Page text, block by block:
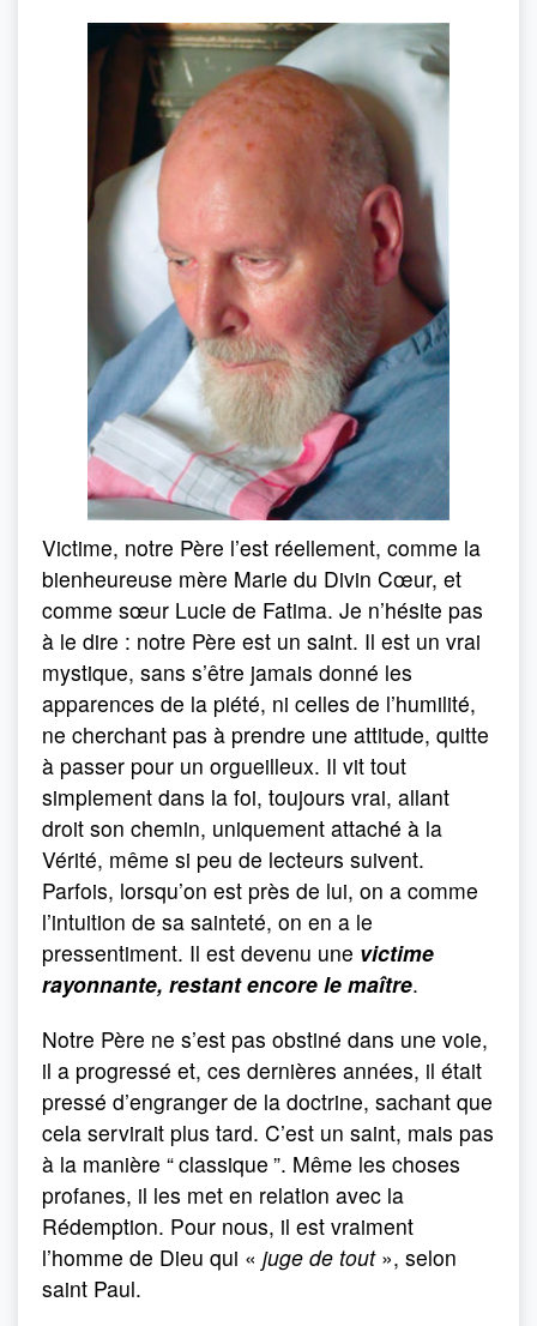
Victime, notre Père l’est réellement, comme la
bienheureuse mère Marie du Divin Cœur, et
comme sœur Lucie de Fatima. Je n’hésite pas
à le dire : notre Père est un saint. Il est un vrai
mystique, sans s’être jamais donné les
apparences de la piété, ni celles de l’humilité,
ne cherchant pas à prendre une attitude, quitte
à passer pour un orgueilleux. Il vit tout
simplement dans la foi, toujours vrai, allant
droit son chemin, uniquement at­taché à la
Vérité, même si peu de lecteurs suivent.
Parfois, lorsqu’on est près de lui, on a comme
l’intuition de sa sainteté, on en a le
pressentiment. Il est devenu une victime
rayonnante, restant encore le maître.
Notre Père ne s’est pas obstiné dans une voie,
il a progressé et, ces dernières années, il était
pressé d’engranger de la doctrine, sachant que
cela servirait plus tard. C’est un saint, mais pas
à la manière “clas­sique ”. Même les choses
profanes, il les met en relation avec la
Rédemption. Pour nous, il est vraiment
l’homme de Dieu qui « juge de tout», selon
saint Paul.